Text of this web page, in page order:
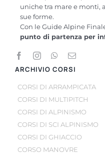
uniche tra mare e monti,
sue forme.
Con le Guide Alpine
punto di partenza per
ARCHIVIO CORSI
CORSI DI ARRAMPICATA
CORSI DI MULTIPITCH
CORSI DI ALPINISMO
CORSI DI SCI ALPINISMO
CORSI DI GHIACCIO
CORSO MANOVRE